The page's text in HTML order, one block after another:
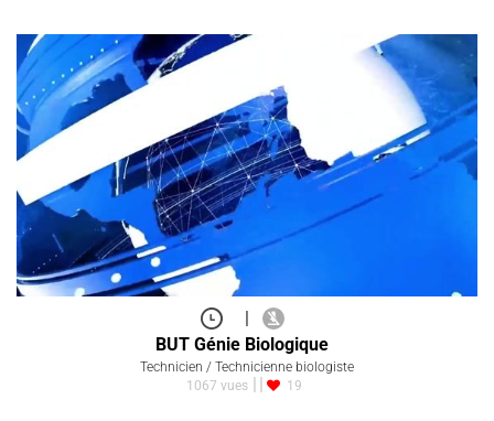
|
BUT Génie Biologique
Technicien / Technicienne biologiste
1067 vues
19